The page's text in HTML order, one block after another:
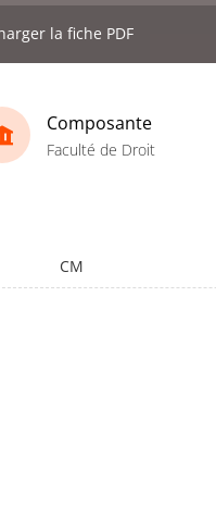
la fiche PDF
Composante
Faculté de Droit
CM